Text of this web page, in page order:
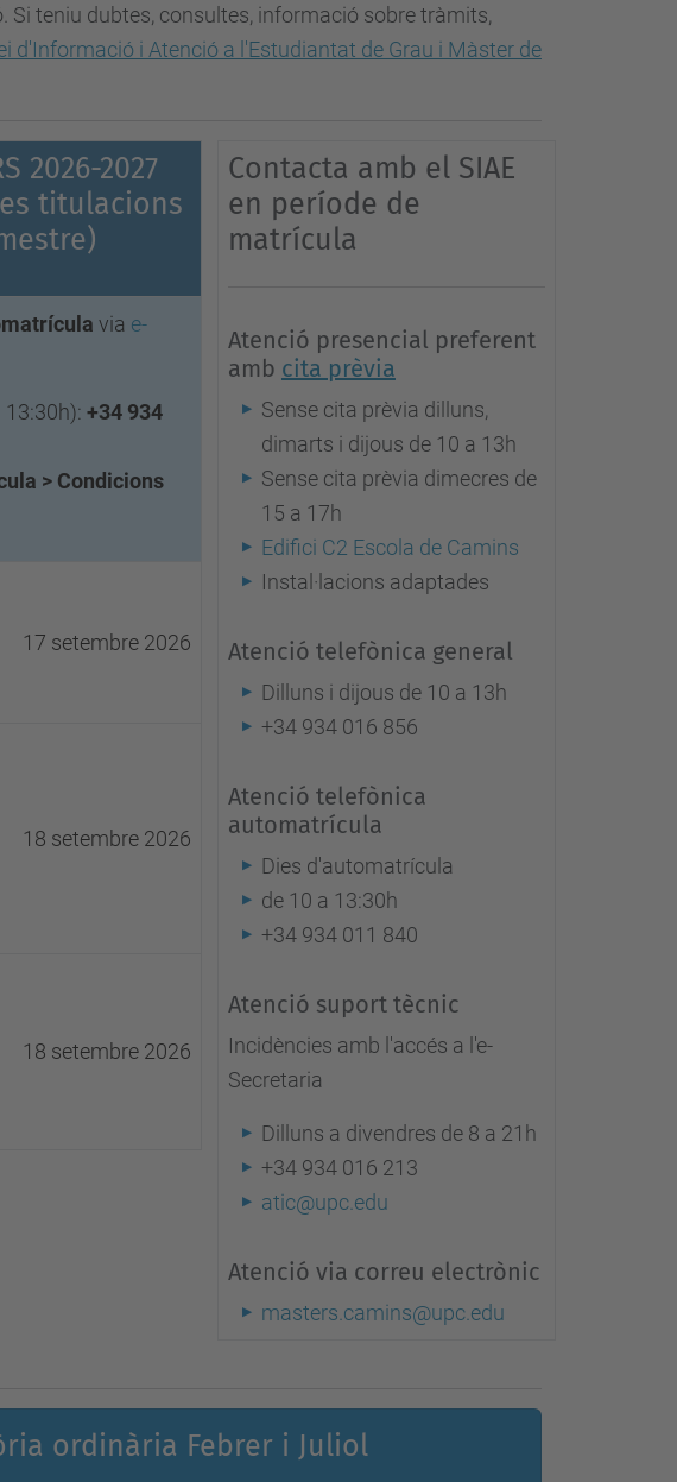
teniu dubtes, consultes, informació sobre tràmits,
d'Informació i Atenció a l'Estudiantat de Grau i Màster de
2026-2027
titulacions
via e-
+34 934
> Condicions
17 setembre 2026
18 setembre 2026
18 setembre 2026
Contacta amb el SIAE
en període de
matrícula
Atenció presencial preferent
amb cita prèvia
Sense cita prèvia dilluns,
dimarts i dijous de 10 a 13h
Sense cita prèvia dimecres de
15 a 17h
Edifici C2 Escola de Camins
Instal·lacions adaptades
Atenció telefònica general
Dilluns i dijous de 10 a 13h
+34 934 016 856
Atenció telefònica
automatrícula
Dies d'automatrícula
de 10 a 13:30h
+34 934 011 840
Atenció suport tècnic
Incidències amb l'accés a l'e-
Secretaria
Dilluns a divendres de 8 a 21h
+34 934 016 213
atic@upc.edu
Atenció via correu electrònic
masters.camins@upc.edu
ordinària Febrer i Juliol